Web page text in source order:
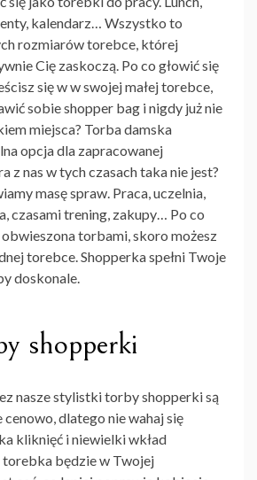
kalendarz… Wszystko to
rozmiarów torebce, której
Cię zaskoczą. Po co głowić się
się w w swojej małej torebce,
sobie shopper bag i nigdy już nie
miejsca? Torba damska
opcja dla zapracowanej
z nas w tych czasach taka nie jest?
masę spraw. Praca, uczelnia,
czasami trening, zakupy… Po co
torbami, skoro możesz
torebce. Shopperka spełni Twoje
doskonale.
shopperki
nasze stylistkitorby shopperkisą
dlatego nie wahaj się
kliknięć i niewielki wkład
torebka będzie w Twojej